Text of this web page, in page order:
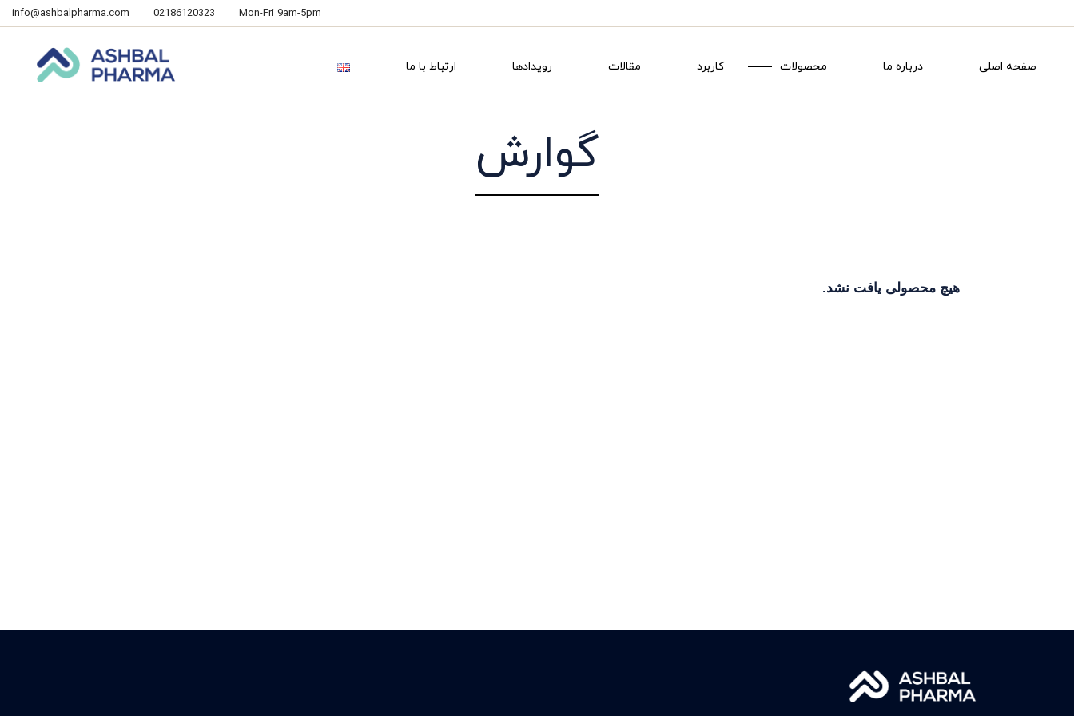
info@ashbalpharma.com 02186120323 Mon-Fri 9am-5pm
صفحه اصلی درباره ما محصولات کاربرد مقالات رویدادها ارتباط با ما
گوارش
هیچ محصولی یافت نشد.